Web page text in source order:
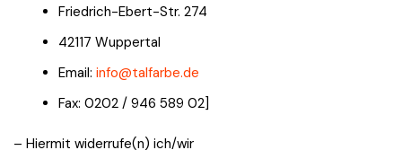
Friedrich-Ebert-Str. 274
42117 Wuppertal
Email: info@talfarbe.de
Fax: 0202 / 946 589 02]
– Hiermit widerrufe(n) ich/wir